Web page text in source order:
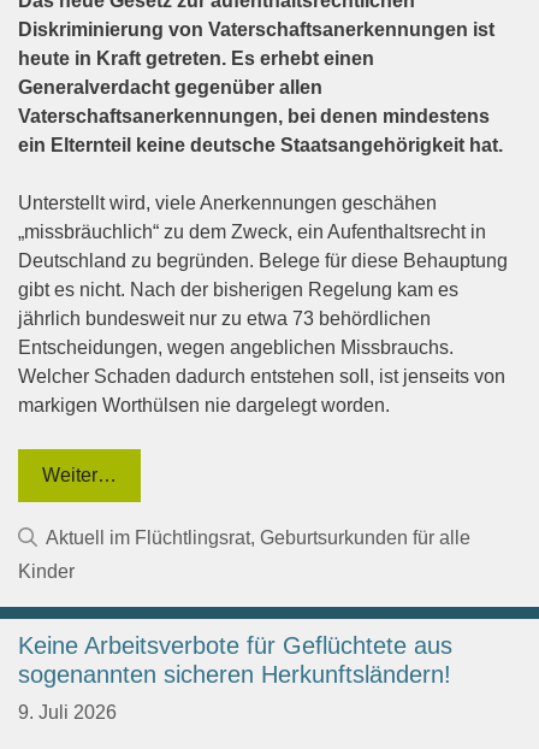
Diskriminierung von Vaterschaftsanerkennungen ist
heute in Kraft getreten. Es erhebt einen
Generalverdacht gegenüber allen
Vaterschaftsanerkennungen, bei denen mindestens
ein Elternteil keine deutsche Staatsangehörigkeit hat.
Unterstellt wird, viele Anerkennungen geschähen
„missbräuchlich“ zu dem Zweck, ein Aufenthaltsrecht in
Deutschland zu begründen. Belege für diese Behauptung
gibt es nicht. Nach der bisherigen Regelung kam es
jährlich bundesweit nur zu etwa 73 behördlichen
Entscheidungen, wegen angeblichen Missbrauchs.
Welcher Schaden dadurch entstehen soll, ist jenseits von
markigen Worthülsen nie dargelegt worden.
Weiter…
Kategorien
Aktuell im Flüchtlingsrat, Geburtsurkunden für alle
Kinder
Keine Arbeitsverbote für Geflüchtete aus
sogenannten sicheren Herkunftsländern!
9. Juli 2026